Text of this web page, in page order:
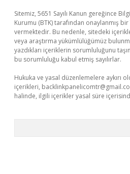
Sitemiz, 5651 Sayılı Kanun gereğince
Kurumu (BTK) tarafından onaylanmış
vermektedir. Bu nedenle, sitedeki
veya araştırma yükümlülüğümüz
yazdıkları içeriklerin sorumluluğunu
bu sorumluluğu kabul etmiş sayılırlar.
Hukuka ve yasal düzenlemelere aykırı
içerikleri,
halinde, ilgili içerikler yasal süre